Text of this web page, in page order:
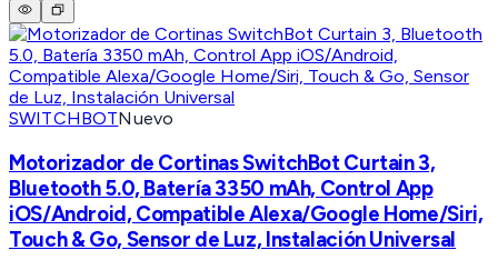
SWITCHBOTNuevo
Motorizador de Cortinas SwitchBot Curtain 3,
Bluetooth 5.0, Batería 3350 mAh, Control App
iOS/Android, Compatible Alexa/Google Home/Siri,
Touch & Go, Sensor de Luz, Instalación Universal